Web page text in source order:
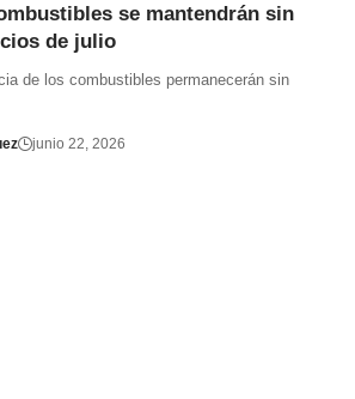
se mantendrán sin
de julio
de los combustibles permanecerán sin
junio 22, 2026